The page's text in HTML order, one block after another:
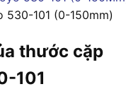
101 (0-150mm)
thước cặp
101